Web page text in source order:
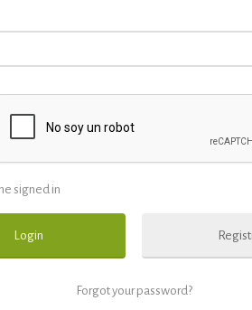
signed in
Forgot your password?